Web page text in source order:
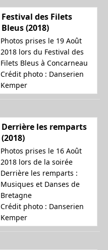
Festival des Filets
Bleus (2018)
Photos prises le 19 Août
2018 lors du Festival des
Filets Bleus à Concarneau
Crédit photo : Danserien
Kemper
Derrière les remparts
(2018)
Photos prises le 16 Août
2018 lors de la soirée
Derrière les remparts :
Musiques et Danses de
Bretagne
Crédit photo : Danserien
Kemper